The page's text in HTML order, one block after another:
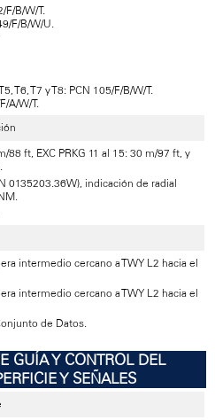
F/B/W/T.
F/B/W/U.
T6, T7 y T8: PCN 105/F/B/W/T.
A/W/T.
ft, EXC PRKG 11 al 15: 30 m/97 ft, y
0135203.36W), indicación de radial
intermedio cercano a TWY L2 hacia el
intermedio cercano a TWY L2 hacia el
de Datos.
GUÍA Y CONTROL DEL
Y SEÑALES